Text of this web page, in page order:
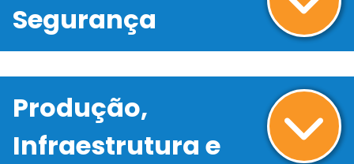
Segurança
Produção,
Infraestrutura e